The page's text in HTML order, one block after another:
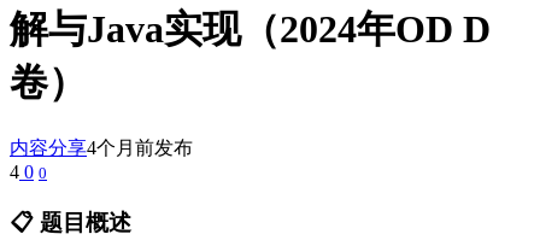
解与Java实现（2024年OD D
卷）
内容分享4个月前发布
4 0 0
📋 题目概述